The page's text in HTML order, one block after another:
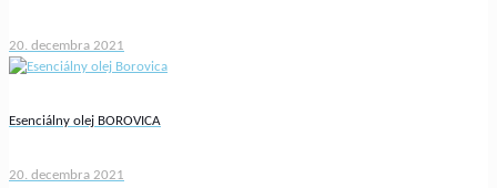
20. decembra 2021
Esenciálny olej BOROVICA
20. decembra 2021